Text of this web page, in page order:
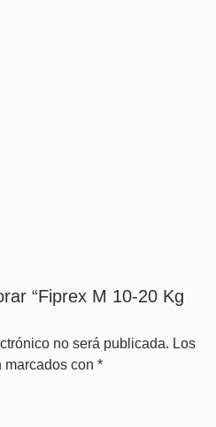
“Fiprex M 10-20 Kg
no será publicada. Los
marcados con *